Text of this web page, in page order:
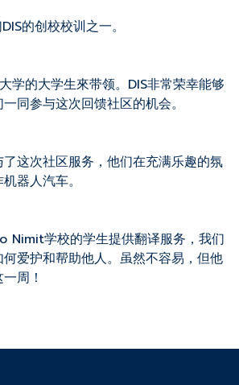
的创校校训之一。
学的大学生來带领。DIS非常荣幸能够
同参与这次回馈社区的机会。
这次社区服务，他们在充满乐趣的氛
器人汽车。
Nimit学校的学生提供翻译服务，我们
爱护和帮助他人。虽然不容易，但他
周！